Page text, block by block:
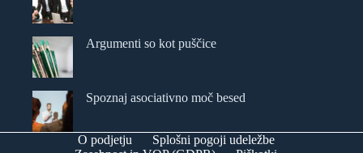
Argumenti so kot puščice
Spoznaj asociativno moč besed
O podjetju
Splošni pogoji udeležbe